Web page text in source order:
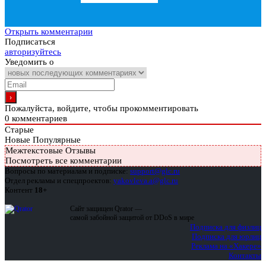
Открыть комментарии
Подписаться
авторизуйтесь
Уведомить о
Пожалуйста, войдите, чтобы прокомментировать
0 комментариев
Старые
Новые Популярные
Межтекстовые Отзывы
Посмотреть все комментарии
Вопросы по материалам и подписке: support@glc.ru
Отдел рекламы и спецпроектов: yakovleva.a@glc.ru
Контент 18+
Сайт защищен Qrator —
самой забойной защитой от DDoS в мире
Подписка для физлиц
Подписка для юрлиц
Реклама на «Хакере»
Контакты